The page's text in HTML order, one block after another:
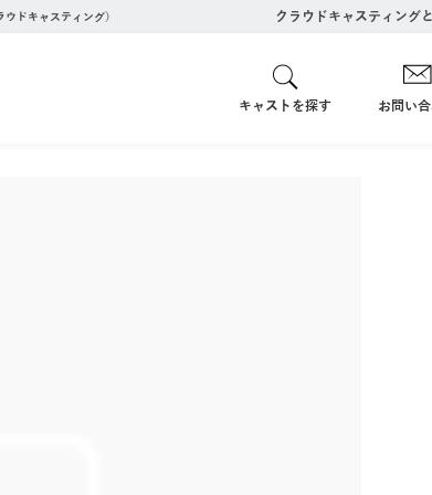
ドキャスティング） クラウドキャスティング
キャストを探す お問い